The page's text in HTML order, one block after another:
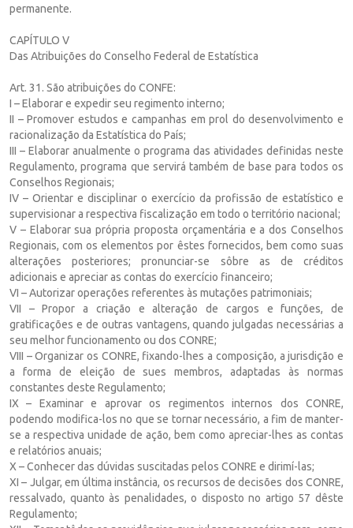
permanente.
CAPÍTULO V
Das Atribuições do Conselho Federal de Estatística
Art. 31. São atribuições do CONFE:
I – Elaborar e expedir seu regimento interno;
II – Promover estudos e campanhas em prol do desenvolvimento e
racionalização da Estatística do País;
III – Elaborar anualmente o programa das atividades definidas neste
Regulamento, programa que servirá também de base para todos os
Conselhos Regionais;
IV – Orientar e disciplinar o exercício da profissão de estatístico e
supervisionar a respectiva fiscalização em todo o território nacional;
V – Elaborar sua própria proposta orçamentária e a dos Conselhos
Regionais, com os elementos por êstes fornecidos, bem como suas
alterações posteriores; pronunciar-se sôbre as de créditos
adicionais e apreciar as contas do exercício financeiro;
VI – Autorizar operações referentes às mutações patrimoniais;
VII – Propor a criação e alteração de cargos e funções, de
gratificações e de outras vantagens, quando julgadas necessárias a
seu melhor funcionamento ou dos CONRE;
VIII – Organizar os CONRE, fixando-lhes a composição, a jurisdição e
a forma de eleição de sues membros, adaptadas às normas
constantes deste Regulamento;
IX – Examinar e aprovar os regimentos internos dos CONRE,
podendo modifica-los no que se tornar necessário, a fim de manter-
se a respectiva unidade de ação, bem como apreciar-lhes as contas
e relatórios anuais;
X – Conhecer das dúvidas suscitadas pelos CONRE e dirimí-las;
XI – Julgar, em última instância, os recursos de decisões dos CONRE,
ressalvado, quanto às penalidades, o disposto no artigo 57 dêste
Regulamento;